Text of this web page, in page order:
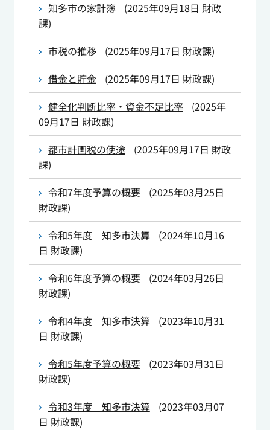
知多市の家計簿
(2025年09月18日 財政
課)
市税の推移
(2025年09月17日 財政課)
借金と貯金
(2025年09月17日 財政課)
健全化判断比率・資金不足比率
(2025年
09月17日 財政課)
都市計画税の使途
(2025年09月17日 財政
課)
令和7年度予算の概要
(2025年03月25日
財政課)
令和5年度 知多市決算
(2024年10月16
日 財政課)
令和6年度予算の概要
(2024年03月26日
財政課)
令和4年度 知多市決算
(2023年10月31
日 財政課)
令和5年度予算の概要
(2023年03月31日
財政課)
令和3年度 知多市決算
(2023年03月07
日 財政課)